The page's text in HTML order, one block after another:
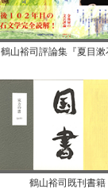
鶴山裕司評論集『夏目漱
鶴山裕司既刊書籍